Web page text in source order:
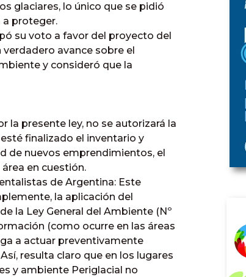
glaciares, lo único que se pidió
proteger.
su voto a favor del proyecto del
avance sobre el
y consideró que la
la presente ley, no se autorizará la
finalizado el inventario y
de nuevos emprendimientos, el
en cuestión.
de Argentina: Este
la aplicación del
la Ley General del Ambiente (Nº
(como ocurre en las áreas
a actuar preventivamente
resulta claro que en los lugares
y ambiente Periglacial no